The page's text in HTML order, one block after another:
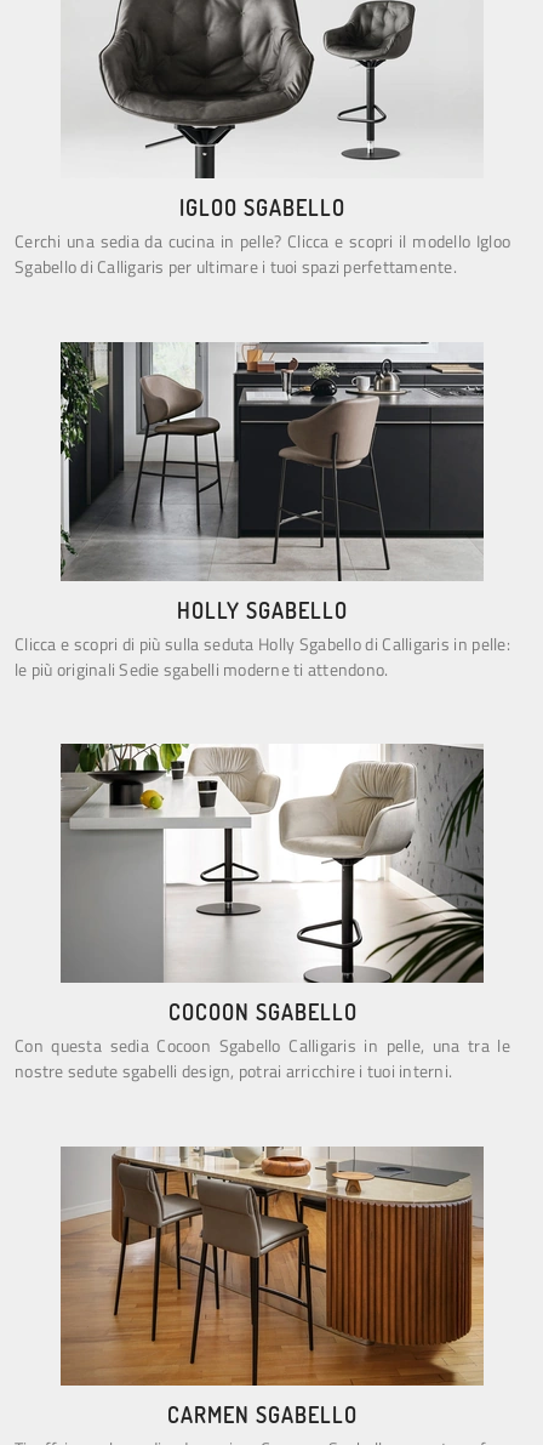
IGLOO SGABELLO
Cerchi una sedia da cucina in pelle? Clicca e scopri il modello Igloo
Sgabello di Calligaris per ultimare i tuoi spazi perfettamente.
HOLLY SGABELLO
Clicca e scopri di più sulla seduta Holly Sgabello di Calligaris in pelle:
le più originali Sedie sgabelli moderne ti attendono.
COCOON SGABELLO
Con questa sedia Cocoon Sgabello Calligaris in pelle, una tra le
nostre sedute sgabelli design, potrai arricchire i tuoi interni.
CARMEN SGABELLO